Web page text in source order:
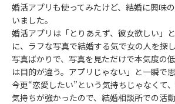
婚活アプリも使ってみたけど、結婚に興味
いました。
婚活アプリは「とりあえず、彼女欲しい」
に、ラフな写真で結婚する気で女の人を探
写真ばかりで、写真を見ただけで本気度の
は目的が違う。アプリじゃない」と一瞬で
今更“恋愛したい”という気持ちじゃなくて
気持ちが強かったので、結婚相談所での活